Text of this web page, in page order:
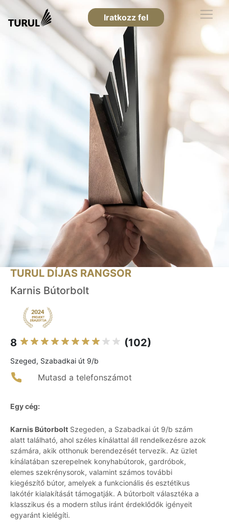
Iratkozz fel
TURUL DÍJAS RANGSOR
Karnis Bútorbolt
8 (102)
Szeged, Szabadkai út 9/b
Mutasd a telefonszámot
Egy cég:
Karnis Bútorbolt Szegeden, a Szabadkai út 9/b szám
alatt található, ahol széles kínálattal áll rendelkezésre azok
számára, akik otthonuk berendezését tervezik. Az üzlet
kínálatában szerepelnek konyhabútorok, gardróbok,
elemes szekrénysorok, valamint számos további
kiegészítő bútor, amelyek a funkcionális és esztétikus
lakótér kialakítását támogatják. A bútorbolt választéka a
klasszikus és a modern stílus iránt érdeklődők igényeit
egyaránt kielégíti.